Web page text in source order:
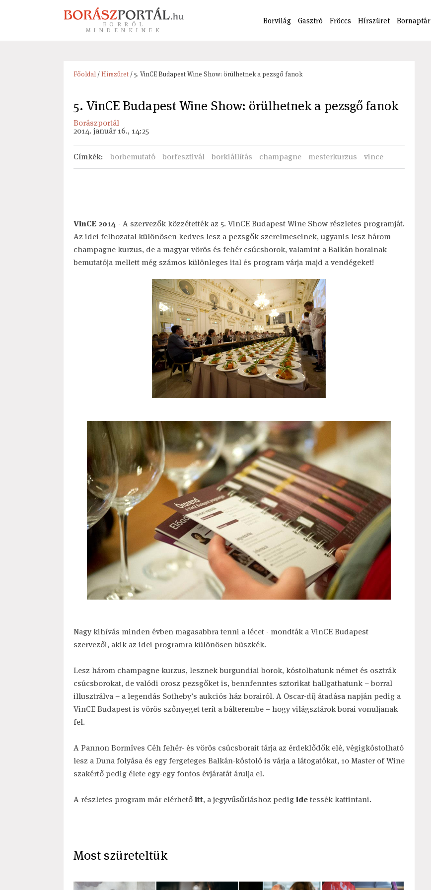
BORRÓL
MINDENKINEK
Borvilág Gasztró Fröccs Hírszüret Bornaptár
Főoldal/Hírszüret/ 5. VinCE Budapest Wine Show: örülhetnek a pezsgő fanok
5. VinCE Budapest Wine Show: örülhetnek a pezsgő fanok
Borászportál
2014. január 16., 14:25
Címkék: borbemutató borfesztivál borkiállítás champagne mesterkurzus vince
VinCE 2014 - A szervezők közzétették az 5. VinCE Budapest Wine Show részletes programját.
Az idei felhozatal különösen kedves lesz a pezsgők szerelmeseinek, ugyanis lesz három
champagne kurzus, de a magyar vörös és fehér csúcsborok, valamint a Balkán borainak
bemutatója mellett még számos különleges ital és program várja majd a vendégeket!
Nagy kihívás minden évben magasabbra tenni a lécet - mondták a VinCE Budapest
szervezői, akik az idei programra különösen büszkék.
Lesz három champagne kurzus, lesznek burgundiai borok, kóstolhatunk német és osztrák
csúcsborokat, de valódi orosz pezsgőket is, bennfenntes sztorikat hallgathatunk – borral
illusztrálva – a legendás Sotheby’s aukciós ház borairól. A Oscar-díj átadása napján pedig a
VinCE Budapest is vörös szőnyeget terít a bálterembe – hogy világsztárok borai vonuljanak
fel.
A Pannon Bormíves Céh fehér- és vörös csúcsborait tárja az érdeklődők elé, végigkóstolható
lesz a Duna folyása és egy fergeteges Balkán-kóstoló is várja a látogatókat, 10 Master of Wine
szakértő pedig élete egy-egy fontos évjáratát árulja el.
A részletes program már elérhetőitt, a jegyvűsűrláshoz pedigidetessék kattintani.
Most szüreteltük